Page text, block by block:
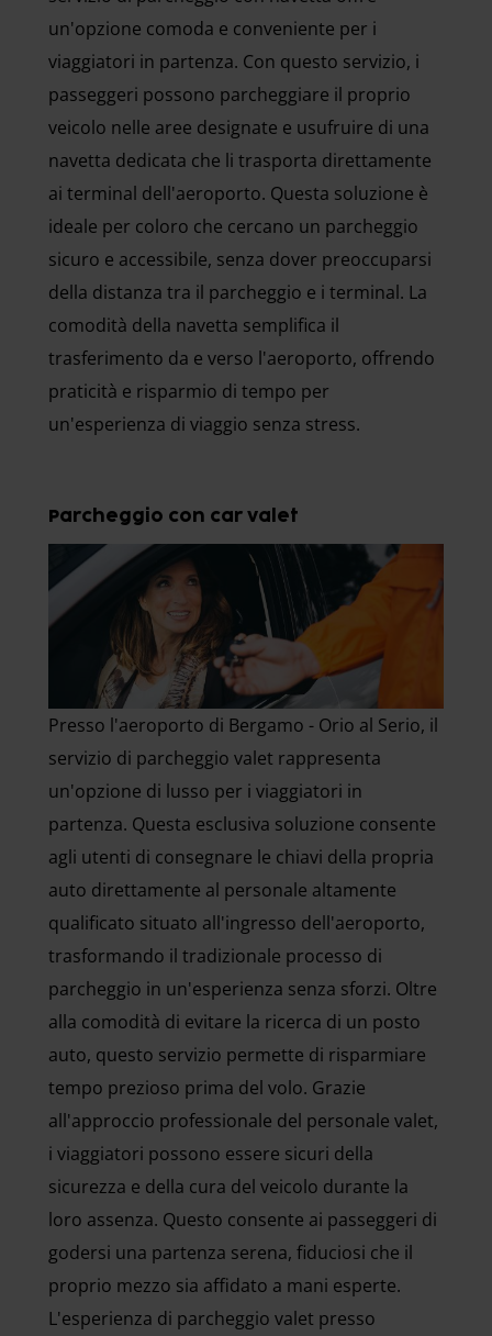
un'opzione comoda e conveniente per i
viaggiatori in partenza. Con questo servizio, i
passeggeri possono parcheggiare il proprio
veicolo nelle aree designate e usufruire di una
navetta dedicata che li trasporta direttamente
ai terminal dell'aeroporto. Questa soluzione è
ideale per coloro che cercano un parcheggio
sicuro e accessibile, senza dover preoccuparsi
della distanza tra il parcheggio e i terminal. La
comodità della navetta semplifica il
trasferimento da e verso l'aeroporto, offrendo
praticità e risparmio di tempo per
un'esperienza di viaggio senza stress.
Parcheggio con car valet
Presso l'aeroporto di Bergamo - Orio al Serio, il
servizio di parcheggio valet rappresenta
un'opzione di lusso per i viaggiatori in
partenza. Questa esclusiva soluzione consente
agli utenti di consegnare le chiavi della propria
auto direttamente al personale altamente
qualificato situato all'ingresso dell'aeroporto,
trasformando il tradizionale processo di
parcheggio in un'esperienza senza sforzi. Oltre
alla comodità di evitare la ricerca di un posto
auto, questo servizio permette di risparmiare
tempo prezioso prima del volo. Grazie
all'approccio professionale del personale valet,
i viaggiatori possono essere sicuri della
sicurezza e della cura del veicolo durante la
loro assenza. Questo consente ai passeggeri di
godersi una partenza serena, fiduciosi che il
proprio mezzo sia affidato a mani esperte.
L'esperienza di parcheggio valet presso